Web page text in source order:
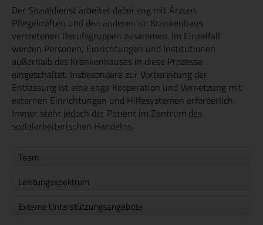
Der Sozialdienst arbeitet dabei eng mit Ärzten,
Pflegekräften und den anderen im Krankenhaus
vertretenen Berufsgruppen zusammen. Im Einzelfall
werden Personen, Einrichtungen und Institutionen
außerhalb des Krankenhauses in diese Prozesse
eingeschaltet. Insbesondere zur Vorbereitung der
Entlassung ist eine enge Kooperation und Vernetzung mit
externen Einrichtungen und Hilfesystemen erforderlich.
Immer steht jedoch der Patient im Zentrum des
sozialarbeiterischen Handelns.
Team
Leistungsspektrum
Externe Unterstützungsangebote